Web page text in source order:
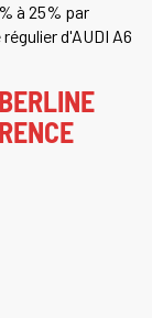
à 25% par
d'AUDI A6